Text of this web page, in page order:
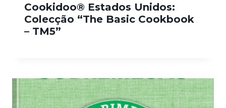
Cookidoo® Estados Unidos:
Colecção “The Basic Cookbook
– TM5”